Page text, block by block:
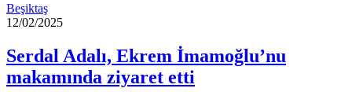
Beşiktaş
12/02/2025
Serdal Adalı, Ekrem İmamoğlu’nu
makamında ziyaret etti